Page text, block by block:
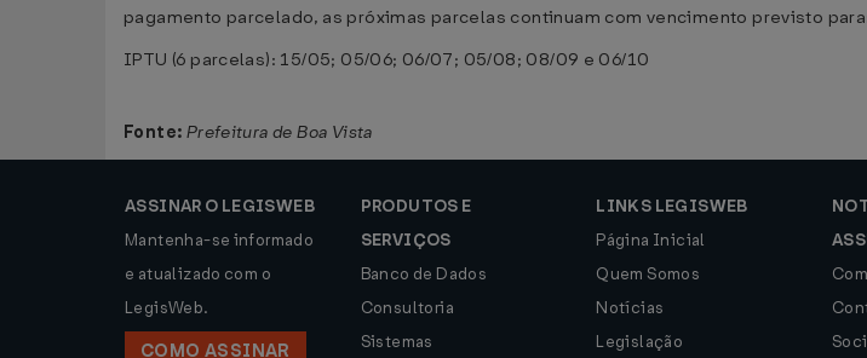
pagamento parcelado, as próximas parcelas continuam com vencimento previsto
IPTU (6 parcelas): 15/05; 05/06; 06/07; 05/08; 08/09 e 06/10
Fonte: Prefeitura de Boa Vista
ASSINAR O LEGISWEB
Mantenha-se informado
e atualizado com o
LegisWeb.
COMO ASSINAR
PRODUTOS E
SERVIÇOS
Banco de Dados
Consultoria
Sistemas
LINKS LEGISWEB
Página Inicial
Quem Somos
Notícias
Legislação